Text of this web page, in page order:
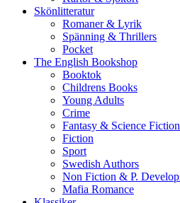
Skönlitteratur
Romaner & Lyrik
Spänning & Thrillers
Pocket
The English Bookshop
Booktok
Childrens Books
Young Adults
Crime
Fantasy & Science Fiction
Fiction
Sport
Swedish Authors
Non Fiction & P.
Mafia Romance